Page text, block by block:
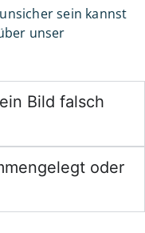
sein kannst
unser
Bild falsch
oder